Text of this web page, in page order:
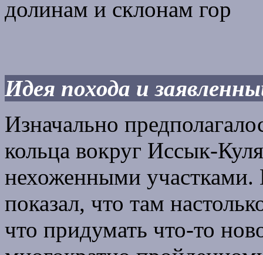
долинам и склонам гор
Идея похода и
Изначально
кольца вокруг Иссык-
нехоженными участками.
показал, что там
что придумать что-то